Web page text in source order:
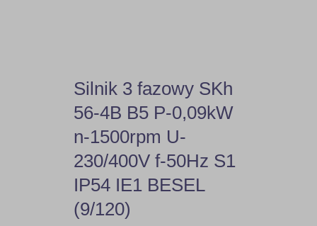
Silnik 3 fazowy SKh
56-4B B5 P-0,09kW
n-1500rpm U-
230/400V f-50Hz S1
IP54 IE1 BESEL
(9/120)